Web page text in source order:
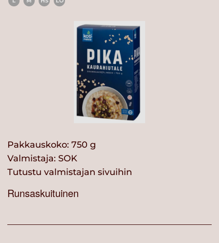
Pakkauskoko: 750 g
Valmistaja: SOK
Tutustu valmistajan sivuihin
Runsaskuituinen